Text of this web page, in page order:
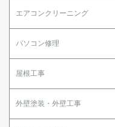
エアコンクリーニング
パソコン修理
屋根工事
外壁塗装・外壁工事